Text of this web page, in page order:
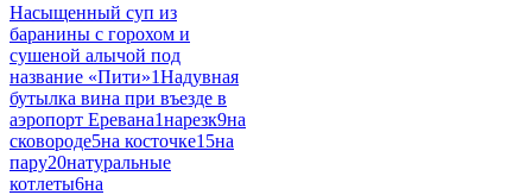
Насыщенный суп из
баранины с горохом и
сушеной алычой под
название «Пити»1Надувная
бутылка вина при въезде в
аэропорт Еревана1нарезк9на
сковороде5на косточке15на
пару20натуральные
котлеты6на